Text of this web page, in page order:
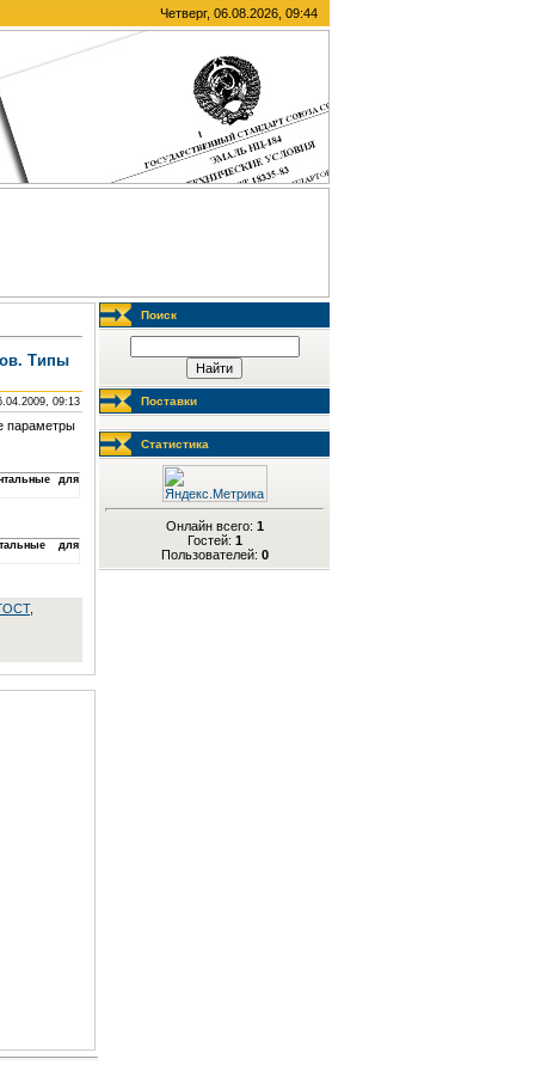
Четверг, 06.08.2026, 09:44
Типы
09:13
параметры
для
для
,
Поиск
Поставки
Статистика
Онлайн всего: 1
Гостей: 1
Пользователей: 0